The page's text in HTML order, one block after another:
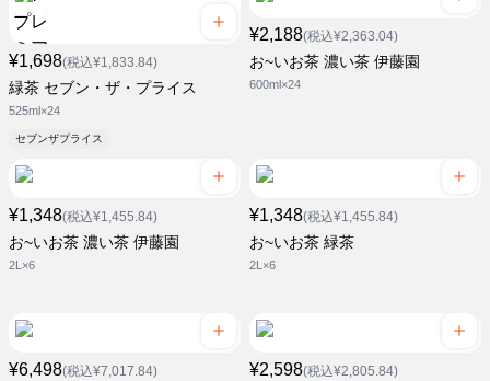
¥1,698(税込¥1,833.84)
緑茶 セブン・ザ・プライス
525ml×24
セブンザプライス
¥2,188(税込¥2,363.04)
お~いお茶 濃い茶 伊藤園
600ml×24
¥1,348(税込¥1,455.84)
お~いお茶 濃い茶 伊藤園
2L×6
¥1,348(税込¥1,455.84)
お~いお茶 緑茶
2L×6
¥6,498(税込¥7,017.84) ¥2,598(税込¥2,805.84)